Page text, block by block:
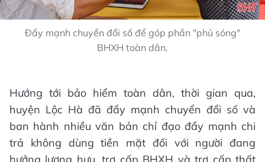
Đẩy mạnh chuyển đổi số để góp phần "phủ sóng"
BHXH toàn dân.
Hướng tới bảo hiểm toàn dân, thời gian qua,
huyện Lộc Hà đã đẩy mạnh chuyển đổi số và
ban hành nhiều văn bản chỉ đạo đẩy mạnh chi
trả không dùng tiền mặt đối với người đang